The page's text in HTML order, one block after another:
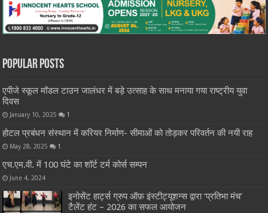
Popular Posts
एपीजे स्कूल मॉडल टाउन जालंधर में बड़े उत्साह के साथ मनाया गया राष्ट्रीय युवा
दिवस
January 10, 2025 1
होटल प्रबंधन संस्थान में करियर निर्माण- सीमाओं को तोड़कर परिवर्तन की नयी राह
May 28, 2025 1
एच.एम.वी. में 100 घंटे का शॉर्ट टर्म कोर्स सम्पन
June 4, 2024
इनोसेंट हार्ट्स ग्रुप ऑफ़ इंस्टीट्यूशन्स द्वारा ‘प्रतिभा मंच’
टैलेंट हंट – 2026 का सफल आयोजन